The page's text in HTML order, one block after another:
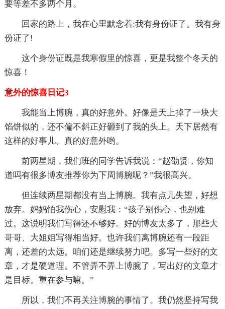
要等差不多两个月。
回家的路上，我在心里默念着:我有身份证了。我有身
份证了!
这个身份证既是我寒假里的惊喜，更是我整个冬天的
惊喜！
意外的惊喜日记3
我能当上博腕，真的好意外。好像是天上掉了一块大
馅饼似的，还不偏不斜正好砸到了我的头上。天下居然有
这样的好事儿。真的好意外哟。
前两星期，我们班的同学告诉我说：“赵劭贤，你知
道吗有很多博友推荐你为下周博腕呢？”我很高兴。
但连续两星期都没有当上博腕。我有点儿失望，好想
放弃。妈妈怕我伤心，安慰我：“孩子别伤心，也别难
过。这说明我们写得还不够好。好的博友太多了，那些大
哥哥、大姐姐写得相当好。也许我们离博腕还有一段距
离，还差的太远。咱们还是继续努力吧。多写一些好的文
章，才是硬道理。不管弄不弄上博腕了，写出好的文章才
是目标。重在参与嘛。”
所以，我们不再关注博腕的事情了。我仍然坚持写我